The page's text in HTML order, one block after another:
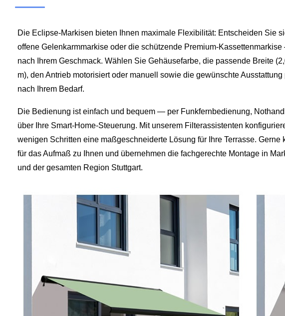
Die Eclipse‑Markisen bieten Ihnen maximale Flexibilität: Entscheiden Sie
offene Gelenkarmmarkise oder die schützende
nach Ihrem Geschmack. Wählen Sie Gehäusefarbe, die passende Breite
m), den Antrieb motorisiert oder manuell sowie die gewünschte Ausstattung
nach Ihrem Bedarf.
Die Bedienung ist einfach und bequem — per Funkfernbedienung,
über Ihre Smart‑Home‑Steuerung. Mit unserem Filterassistenten
wenigen Schritten eine maßgeschneiderte Lösung für Ihre Terrasse. Gerne
für das Aufmaß zu Ihnen und übernehmen die fachgerechte Montage in
und der gesamten Region Stuttgart.